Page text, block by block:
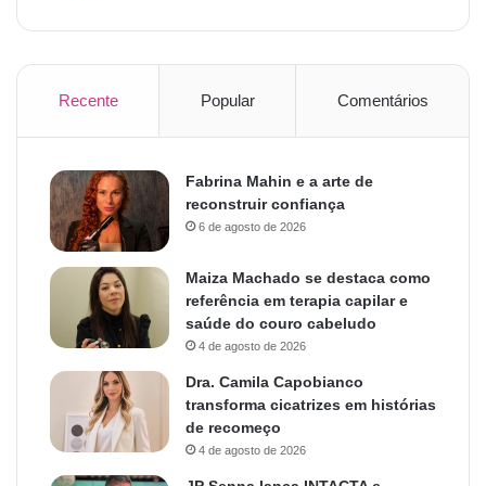
Recente Popular Comentários
Fabrina Mahin e a arte de
reconstruir confiança
6 de agosto de 2026
Maiza Machado se destaca como
referência em terapia capilar e
saúde do couro cabeludo
4 de agosto de 2026
Dra. Camila Capobianco
transforma cicatrizes em histórias
de recomeço
4 de agosto de 2026